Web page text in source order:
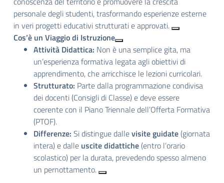
personale degli studenti, trasformando esperienze esterne
in veri progetti educativi strutturati e approvati.
Cos’è un Viaggio di Istruzione
Attività Didattica: Non è una semplice gita, ma
un’esperienza formativa legata agli obiettivi di
apprendimento, che arricchisce le lezioni curricolari.
Strutturato: Parte dalla programmazione condivisa
dei docenti (Consigli di Classe) e deve essere
coerente con il Piano Triennale dell’Offerta Formativa
(PTOF).
Differenze: Si distingue dallevisite guidate (giornata
intera) e dalle uscite didattiche (entro l’orario
scolastico) per la durata, prevedendo spesso almeno
un pernottamento.